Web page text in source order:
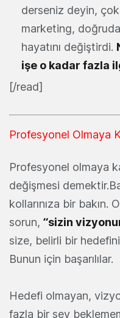
derseniz deyin,
marketing,
hayatını değiştirdi.
işe o kadar fazla
[/read]
Profesyonel Olmaya
Profesyonel olmaya
değişmesi
kollarınıza bir bakın.
sorun, “sizin
size, belirli bir
Bunun için başarılılar.
Hedefi olmayan,
fazla bir şey